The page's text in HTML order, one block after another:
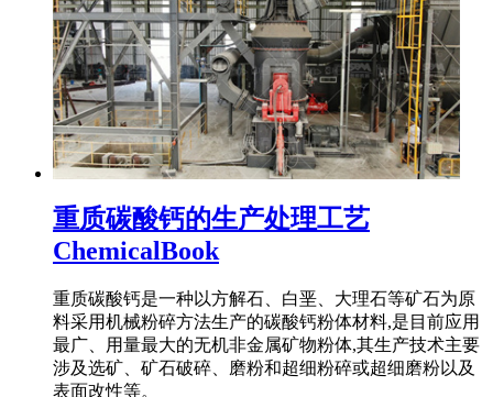
重质碳酸钙的生产处理工艺
ChemicalBook
重质碳酸钙是一种以方解石、白垩、大理石等矿石为原
料采用机械粉碎方法生产的碳酸钙粉体材料,是目前应用
最广、用量最大的无机非金属矿物粉体,其生产技术主要
涉及选矿、矿石破碎、磨粉和超细粉碎或超细磨粉以及
表面改性等。